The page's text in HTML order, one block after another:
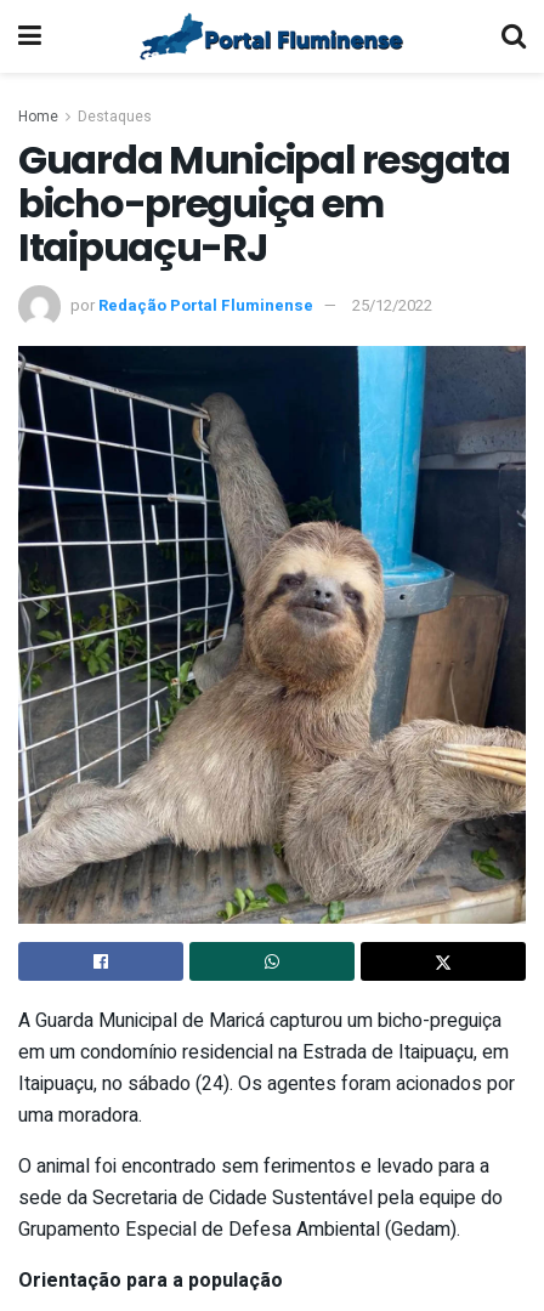
Home Destaques
Guarda Municipal resgata
bicho-preguiça em
Itaipuaçu-RJ
por Redação Portal Fluminense 25/12/2022
A Guarda Municipal de Maricá capturou um bicho-preguiça
em um condomínio residencial na Estrada de Itaipuaçu, em
Itaipuaçu, no sábado (24). Os agentes foram acionados por
uma moradora.
O animal foi encontrado sem ferimentos e levado para a
sede da Secretaria de Cidade Sustentável pela equipe do
Grupamento Especial de Defesa Ambiental (Gedam).
Orientação para a população